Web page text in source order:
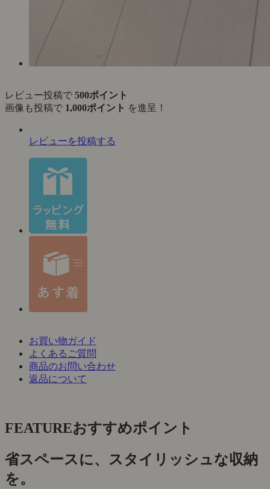
レビュー投稿で 500ポイント
画像も投稿で 1,000ポイント を進呈！
レビューを投稿する
お買い物ガイド
よくあるご質問
商品のお問い合わせ
返品について
FEATUREおすすめポイント
省スペースに、スタイリッシュな収納
を。